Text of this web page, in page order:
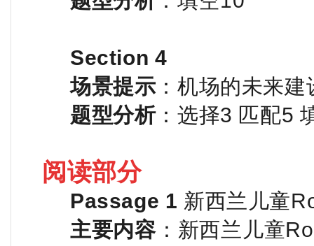
Section 4
场景提示 ：机场的未来建
题型分析：选择3 匹配5
阅读部分
Passage 1 新西兰儿童
主要内容：新西兰儿童